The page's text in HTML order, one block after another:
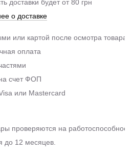
доставки будет от 80 грн
о доставке
или картой после осмотра товара
оплата
счет ФОП
или Mastercard
проверяются на
до 12 месяцев.